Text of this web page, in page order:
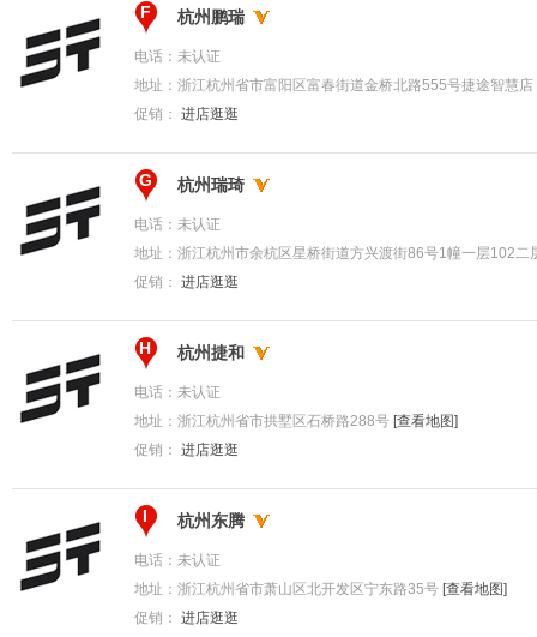
F 杭州鹏瑞
电话： 未认证
地址： 浙江杭州省市富阳区富春街道金桥北路555号捷途智慧店
促销： 进店逛逛
G 杭州瑞琦
电话： 未认证
地址： 浙江杭州市余杭区星桥街道方兴渡街86号1幢一层102二
促销： 进店逛逛
H 杭州捷和
电话： 未认证
地址： 浙江杭州省市拱墅区石桥路288号 [查看地图]
促销： 进店逛逛
I 杭州东腾
电话： 未认证
地址： 浙江杭州省市萧山区北开发区宁东路35号 [查看地图]
促销： 进店逛逛